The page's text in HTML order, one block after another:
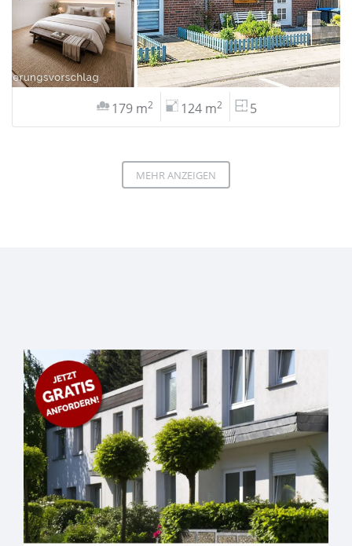
179 m2 124 m2 5
MEHR ANZEIGEN